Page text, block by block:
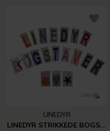
LINEDYR
LINEDYR STRIKKEDE BOGSTAVER, TAL MM.